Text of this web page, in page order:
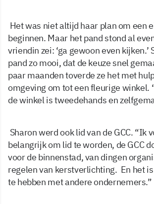
Het was niet altijd haar plan om een
beginnen. Maar het pand stond al
vriendin zei: ‘ga gewoon even kijken.’
pand zo mooi, dat de keuze snel
paar maanden toverde ze het met
omgeving om tot een fleurige winkel.
de winkel is tweedehands en
Sharon werd ook lid van de GCC. “Ik
belangrijk om lid te worden, de GCC
voor de binnenstad, van dingen
regelen van kerstverlichting. En het
te hebben met andere ondernemers.”